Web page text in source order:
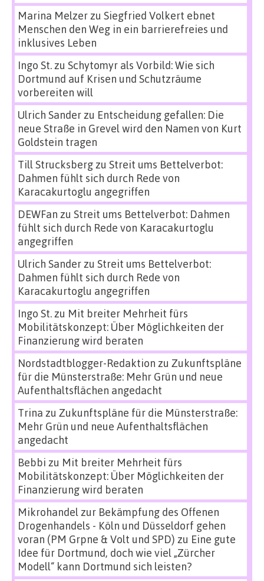
Marina Melzerzu Siegfried Volkert ebnet
Menschen den Weg in ein barrierefreies und
inklusives Leben
Ingo St.zu Schytomyr als Vorbild: Wie sich
Dortmund auf Krisen und Schutzräume
vorbereiten will
Ulrich Sanderzu Entscheidung gefallen: Die
neue Straße in Grevel wird den Namen von Kurt
Goldstein tragen
Till Strucksbergzu Streit ums Bettelverbot:
Dahmen fühlt sich durch Rede von
Karacakurtoglu angegriffen
DEWFan zu Streit ums Bettelverbot: Dahmen
fühlt sich durch Rede von Karacakurtoglu
angegriffen
Ulrich Sanderzu Streit ums Bettelverbot:
Dahmen fühlt sich durch Rede von
Karacakurtoglu angegriffen
Ingo St.zu Mit breiter Mehrheit fürs
Mobilitätskonzept: Über Möglichkeiten der
Finanzierung wird beraten
Nordstadtblogger-Redaktion zu Zukunftspläne
für die Münsterstraße: Mehr Grün und neue
Aufenthaltsflächen angedacht
Trina zu Zukunftspläne für die Münsterstraße:
Mehr Grün und neue Aufenthaltsflächen
angedacht
Bebbi zu Mit breiter Mehrheit fürs
Mobilitätskonzept: Über Möglichkeiten der
Finanzierung wird beraten
Mikrohandel zur Bekämpfung des Offenen
Drogenhandels - Köln und Düsseldorf gehen
voran (PM Grpne & Volt und SPD) zu Eine gute
Idee für Dortmund, doch wie viel „Zürcher
Modell“ kann Dortmund sich leisten?